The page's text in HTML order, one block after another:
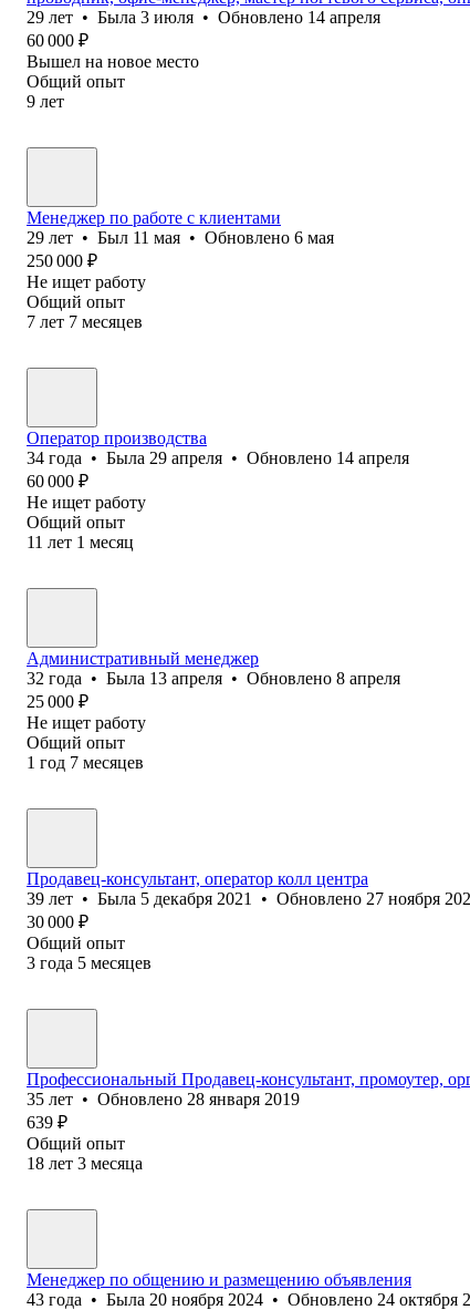
29 лет • Была 3 июля • Обновлено 14 апреля
60 000 ₽
Вышел на новое место
Общий опыт
9 лет
Менеджер по работе с клиентами
29 лет • Был 11 мая • Обновлено 6 мая
250 000 ₽
Не ищет работу
Общий опыт
7 лет 7 месяцев
Оператор производства
34 года • Была 29 апреля • Обновлено 14 апреля
60 000 ₽
Не ищет работу
Общий опыт
11 лет 1 месяц
Административный менеджер
32 года • Была 13 апреля • Обновлено 8 апреля
25 000 ₽
Не ищет работу
Общий опыт
1 год 7 месяцев
Продавец-консультант, оператор колл центра
39 лет • Была 5 декабря 2021 • Обновлено 27 ноября
30 000 ₽
Общий опыт
3 года 5 месяцев
Профессиональный Продавец-консультант, промоутер,
35 лет • Обновлено 28 января 2019
639 ₽
Общий опыт
18 лет 3 месяца
Менеджер по общению и размещению объявления
43 года • Была 20 ноября 2024 • Обновлено 24 октября